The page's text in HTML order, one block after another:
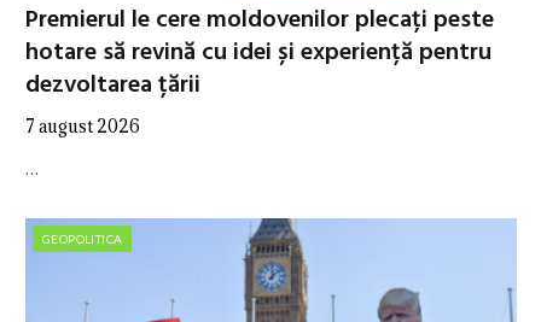
Premierul le cere moldovenilor plecați peste
hotare să revină cu idei și experiență pentru
dezvoltarea țării
7 august 2026
…
GEOPOLITICA